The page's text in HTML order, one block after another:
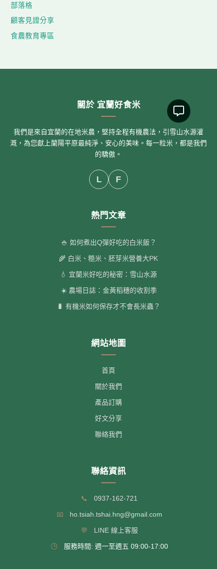
部落格
顧客見證分享
食農教育專區
關於 宜蘭好食米
我們是來自宜蘭的在地米農，堅持全程有機農法，引雪山水源灌
溉，為您獻上蘭陽平原最純淨、安心的美味。每一粒米，都是我們
的驕傲。
L F
熱門文章
🍚 如何煮出Q彈好吃的白米飯？
🌾 白米、糙米、胚芽米營養大PK
💧 宜蘭米好吃的秘密：雪山水源
☀️ 農場日誌：金黃稻穗的收割季
🐛 有機米如何保存才不會長米蟲？
網站地圖
首頁
關於我們
產品訂購
好文分享
聯絡我們
聯絡資訊
📞 0937-162-721
📧 ho.tsiah.tshai.hng@gmail.com
💬 LINE 線上客服
🕒 服務時間: 週一至週五 09:00-17:00